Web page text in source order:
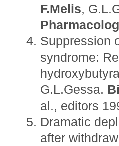
F.Melis,
Suppression
syndrome:
G.L.Gessa.
al., editors
Dramatic
after